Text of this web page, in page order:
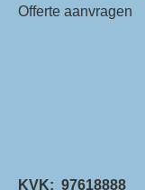
Offerte aanvragen
KVK: 97618888